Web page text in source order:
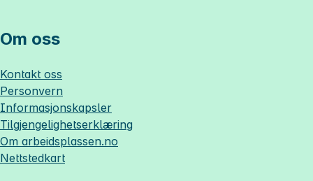
Om oss
Kontakt oss
Personvern
Informasjonskapsler
Tilgjengelighetserklæring
Om arbeidsplassen.no
Nettstedkart